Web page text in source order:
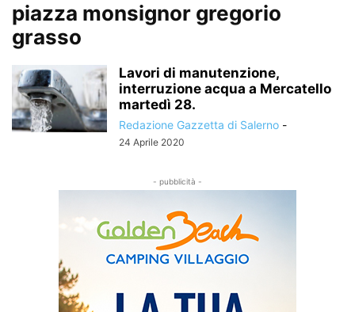
piazza monsignor gregorio
grasso
Lavori di manutenzione,
interruzione acqua a Mercatello
martedì 28.
Redazione Gazzetta di Salerno -
24 Aprile 2020
- pubblicità -